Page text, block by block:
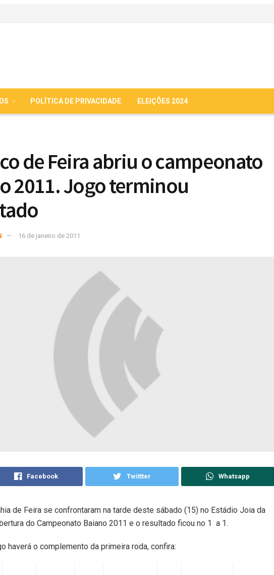
POLÍTICA DE PRIVACIDADE ELEIÇÕES 2024
de Feira abriu o campeonato
2011. Jogo terminou
16 de janeiro de 2011
Facebook Twittter Whatsapp
de Feira se confrontaram na tarde deste sábado (15) no Estádio Joia da
do Campeonato Baiano 2011 e o resultado ficou no 1 a 1.
haverá o complemento da primeira roda, confira: